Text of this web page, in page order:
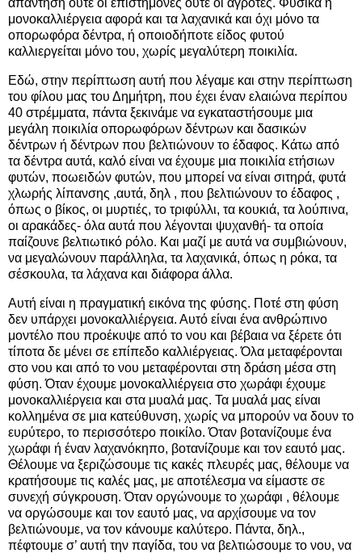
απάντηση ούτε οι επιστήμονες ούτε οι αγρότες. Φυσικά η
μονοκαλλιέργεια αφορά και τα λαχανικά και όχι μόνο τα
οπορωφόρα δέντρα, ή οποιοδήποτε είδος φυτού
καλλιεργείται μόνο του, χωρίς μεγαλύτερη ποικιλία.
Εδώ, στην περίπτωση αυτή που λέγαμε και στην περίπτωση
του φίλου μας του Δημήτρη, που έχει έναν ελαιώνα περίπου
40 στρέμματα, πάντα ξεκινάμε να εγκαταστήσουμε μια
μεγάλη ποικιλία οπορωφόρων δέντρων και δασικών
δέντρων ή δέντρων που βελτιώνουν το έδαφος. Κάτω από
τα δέντρα αυτά, καλό είναι να έχουμε μια ποικιλία ετήσιων
φυτών, ποωειδών φυτών, που μπορεί να είναι σιτηρά, φυτά
χλωρής λίπανσης ,αυτά, δηλ , που βελτιώνουν το έδαφος ,
όπως ο βίκος, οι μυρτιές, το τριφύλλι, τα κουκιά, τα λούπινα,
οι αρακάδες- όλα αυτά που λέγονται ψυχανθή- τα οποία
παίζουνε βελτιωτικό ρόλο. Και μαζί με αυτά να συμβιώνουν,
να μεγαλώνουν παράλληλα, τα λαχανικά, όπως η ρόκα, τα
σέσκουλα, τα λάχανα και διάφορα άλλα.
Αυτή είναι η πραγματική εικόνα της φύσης. Ποτέ στη φύση
δεν υπάρχει μονοκαλλιέργεια. Αυτό είναι ένα ανθρώπινο
μοντέλο που προέκυψε από το νου και βέβαια να ξέρετε ότι
τίποτα δε μένει σε επίπεδο καλλιέργειας. Όλα μεταφέρονται
στο νου και από το νου μεταφέρονται στη δράση μέσα στη
φύση. Όταν έχουμε μονοκαλλιέργεια στο χωράφι έχουμε
μονοκαλλιέργεια και στα μυαλά μας. Τα μυαλά μας είναι
κολλημένα σε μια κατεύθυνση, χωρίς να μπορούν να δουν το
ευρύτερο, το περισσότερο ποικίλο. Όταν βοτανίζουμε ένα
χωράφι ή έναν λαχανόκηπο, βοτανίζουμε και τον εαυτό μας.
Θέλουμε να ξεριζώσουμε τις κακές πλευρές μας, θέλουμε να
κρατήσουμε τις καλές μας, με αποτέλεσμα να είμαστε σε
συνεχή σύγκρουση. Όταν οργώνουμε το χωράφι , θέλουμε
να οργώσουμε και τον εαυτό μας, να αρχίσουμε να τον
βελτιώνουμε, να τον κάνουμε καλύτερο. Πάντα, δηλ.,
πέφτουμε σ’ αυτή την παγίδα, του να βελτιώσουμε το νου, να